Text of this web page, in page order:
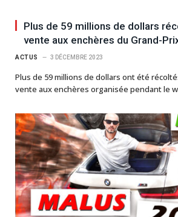
Plus de 59 millions de dollars
vente aux enchères du Grand-
ACTUS 3 DÉCEMBRE 2023
Plus de 59 millions de dollars ont été
vente aux enchères organisée pendant le